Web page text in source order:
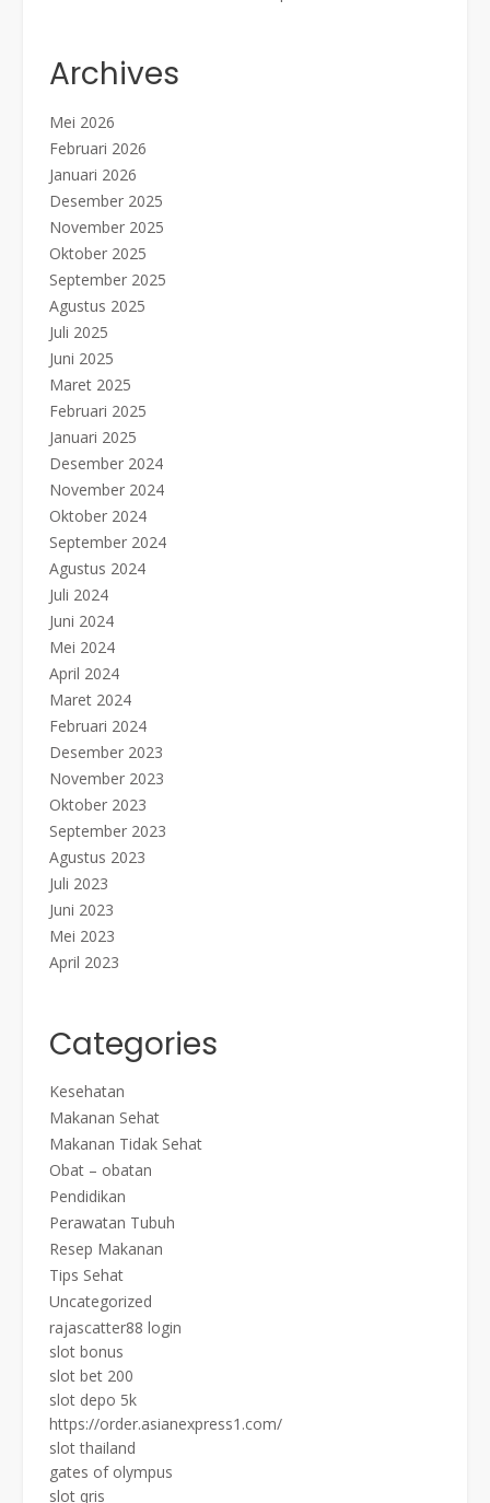
Archives
Mei 2026
Februari 2026
Januari 2026
Desember 2025
November 2025
Oktober 2025
September 2025
Agustus 2025
Juli 2025
Juni 2025
Maret 2025
Februari 2025
Januari 2025
Desember 2024
November 2024
Oktober 2024
September 2024
Agustus 2024
Juli 2024
Juni 2024
Mei 2024
April 2024
Maret 2024
Februari 2024
Desember 2023
November 2023
Oktober 2023
September 2023
Agustus 2023
Juli 2023
Juni 2023
Mei 2023
April 2023
Categories
Kesehatan
Makanan Sehat
Makanan Tidak Sehat
Obat – obatan
Pendidikan
Perawatan Tubuh
Resep Makanan
Tips Sehat
Uncategorized
rajascatter88 login
slot bonus
slot bet 200
slot depo 5k
https://order.asianexpress1.com/
slot thailand
gates of olympus
slot qris